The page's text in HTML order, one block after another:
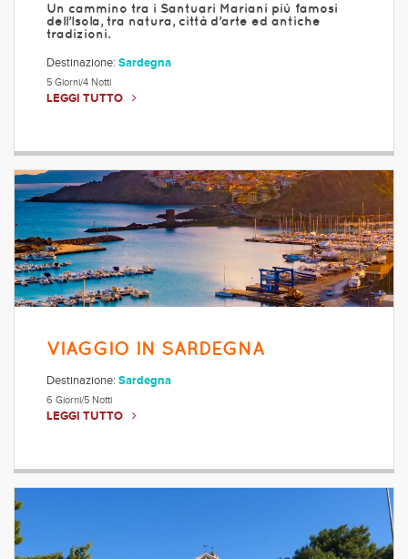
Un cammino tra i Santuari Mariani più famosi
dell’Isola, tra natura, città d’arte ed antiche
tradizioni.
Destinazione: Sardegna
5 Giorni/4 Notti
LEGGI TUTTO
VIAGGIO IN SARDEGNA
Destinazione: Sardegna
6 Giorni/5 Notti
LEGGI TUTTO